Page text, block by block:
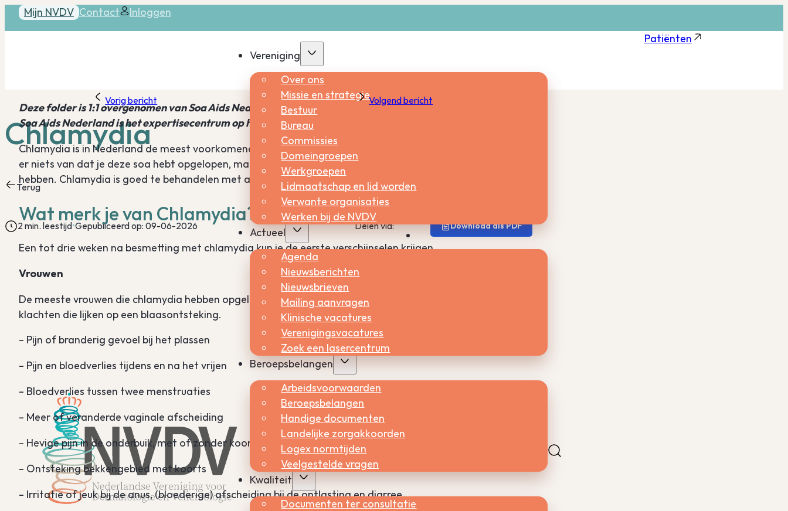
Mijn NVDV Contact Inloggen
Vereniging
Over ons
Missie en strategie
Bestuur
Bureau
Commissies
Domeingroepen
Werkgroepen
Lidmaatschap en lid worden
Verwante organisaties
Werken bij de NVDV
Actueel
Agenda
Nieuwsberichten
Nieuwsbrieven
Mailing aanvragen
Klinische vacatures
Verenigingsvacatures
Zoek een lasercentrum
Beroepsbelangen
Arbeidsvoorwaarden
Beroepsbelangen
Handige documenten
Landelijke zorgakkoorden
Logex normtijden
Veelgestelde vragen
Kwaliteit
Documenten ter consultatie
Patiënten
Chlamydia
Terug
2 min. leestijd Gepubliceerd op: 09-06-2026 Delen via: Download als PDF
Deze folder is 1:1 overgenomen van Soa Aids Nederland.
Soa Aids Nederland is het expertisecentrum op het gebied van hiv-infectie en andere soa’s.
Chlamydia is in Nederland de meest voorkomende soa, vooral onder jonge mensen tot 25 jaar. Vaak merk je
er niets van dat je deze soa hebt opgelopen, maar een niet behandelde chlamydia kan ernstige gevolgen
hebben. Chlamydia is goed te behandelen met antibiotica.
Wat merk je van Chlamydia?
Een tot drie weken na besmetting met chlamydia kun je de eerste verschijnselen krijgen.
Vrouwen
De meeste vrouwen die chlamydia hebben opgelopen, merken dat niet. Een kwart van de vrouwen krijgt
klachten die lijken op een blaasontsteking.
– Pijn of branderig gevoel bij het plassen
– Pijn en bloedverlies tijdens en na het vrijen
– Bloedverlies tussen twee menstruaties
– Meer of veranderde vaginale afscheiding
– Hevige pijn in de onderbuik, met of zonder koorts
– Ontsteking bekkengebied met koorts
– Irritatie of jeuk bij de anus, (bloederige) afscheiding bij de ontlasting en diarree
Vorig bericht Volgend bericht